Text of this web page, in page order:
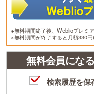
※無料期間終了後、Weblioプレミ
※無料期間が終了すると月額330円
無料会員にな
検索履歴を保